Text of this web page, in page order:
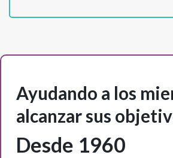
Ayudando a los
alcanzar sus
Desde 1960